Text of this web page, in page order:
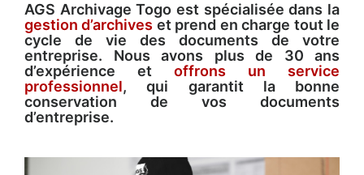
AGS Archivage Togo est spécialisée dans la
gestion d’archives et prend en charge tout le
cycle de vie des documents de votre
entreprise. Nous avons plus de 30 ans
d’expérience et offrons un service
professionnel, qui garantit la bonne
conservation de vos documents
d’entreprise.